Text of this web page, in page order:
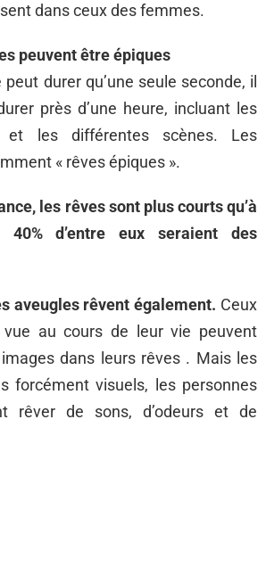
dans ceux des femmes.
peuvent être épiques
peut durer qu’une seule seconde, il
près d’une heure, incluant les
et les différentes scènes. Les
« rêves épiques ».
les rêves sont plus courts qu’à
40% d’entre eux seraient des
aveugles rêvent également. Ceux
au cours de leur vie peuvent
dans leurs rêves . Mais les
forcément visuels, les personnes
rêver de sons, d’odeurs et de